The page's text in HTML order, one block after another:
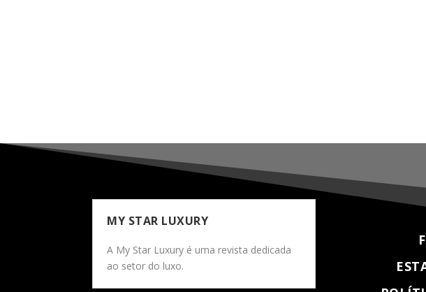
MY STAR LUXURY
A My Star Luxury é uma revista dedicada
ao setor do luxo.